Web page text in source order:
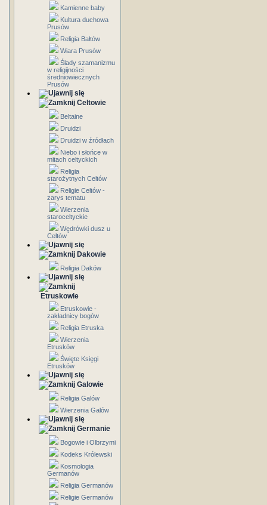
Kamienne baby
Kultura duchowa
Prusów
Religia Bałtów
Wiara Prusów
Ślady szamanizmu
w religijności
średniowiecznych
Prusów
Celtowie
Beltaine
Druidzi
Druidzi w źródłach
Niebo i słońce w
mitach celtyckich
Religia
starożytnych Celtów
Religie Celtów -
zarys tematu
Wierzenia
staroceltyckie
Wędrówki dusz u
Celtów
Dakowie
Religia Daków
Etruskowie
Etruskowie -
zakładnicy bogów
Religia Etruska
Wierzenia
Etrusków
Święte Księgi
Etrusków
Galowie
Religia Galów
Wierzenia Galów
Germanie
Bogowie i Olbrzymi
Kodeks Królewski
Kosmologia
Germanów
Religia Germanów
Religie Germanów